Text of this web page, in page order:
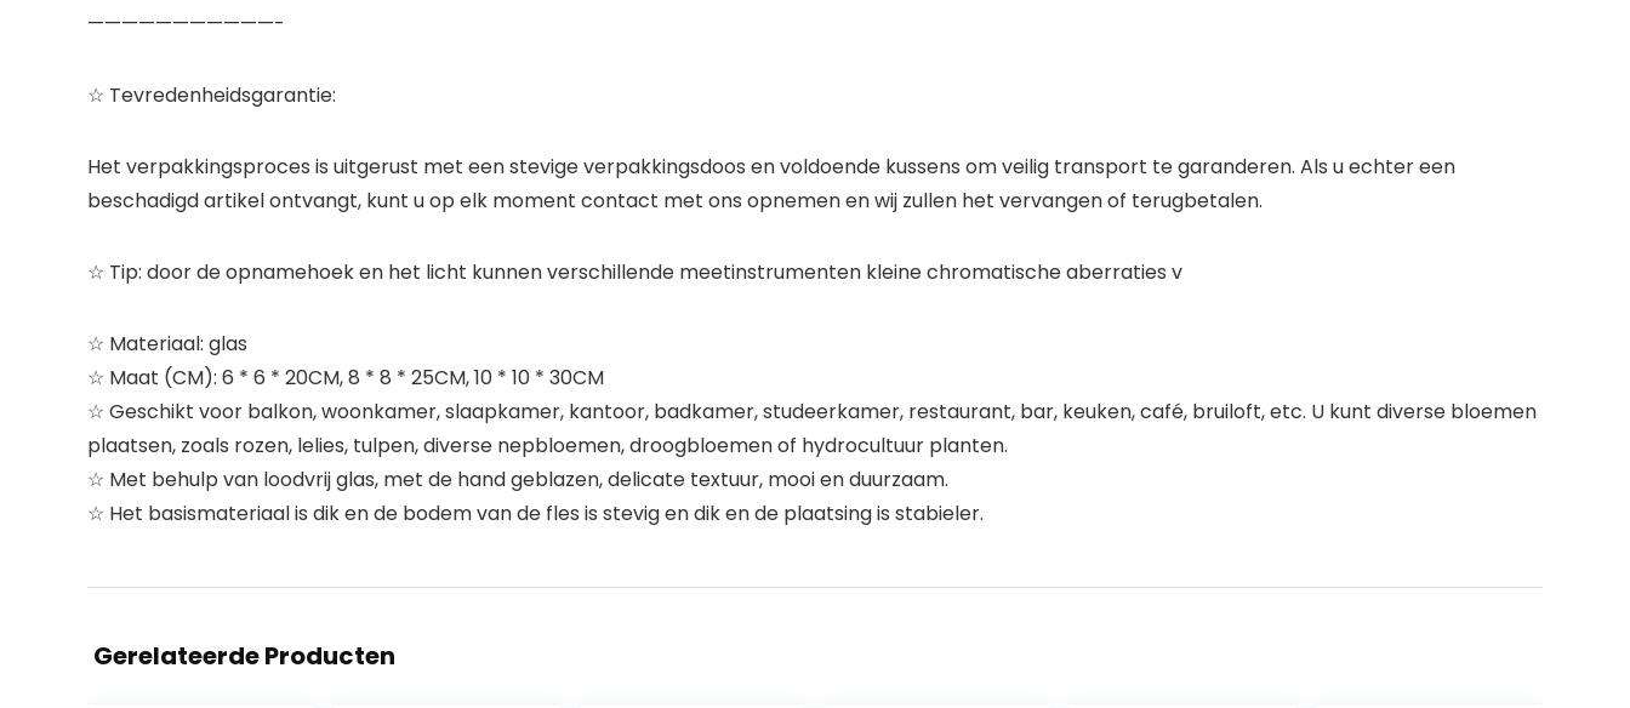
———————————-
☆ Tevredenheidsgarantie:
Het verpakkingsproces is uitgerust met een stevige verpakkingsdoos en voldoende kussens om veilig transport te garanderen. Als u echter een
beschadigd artikel ontvangt, kunt u op elk moment contact met ons opnemen en wij zullen het vervangen of terugbetalen.
☆ Tip: door de opnamehoek en het licht kunnen verschillende meetinstrumenten kleine chromatische aberraties v
☆ Materiaal: glas
☆ Maat (CM): 6 * 6 * 20CM, 8 * 8 * 25CM, 10 * 10 * 30CM
☆ Geschikt voor balkon, woonkamer, slaapkamer, kantoor, badkamer, studeerkamer, restaurant, bar, keuken, café, bruiloft, etc. U kunt diverse bloemen
plaatsen, zoals rozen, lelies, tulpen, diverse nepbloemen, droogbloemen of hydrocultuur planten.
☆ Met behulp van loodvrij glas, met de hand geblazen, delicate textuur, mooi en duurzaam.
☆ Het basismateriaal is dik en de bodem van de fles is stevig en dik en de plaatsing is stabieler.
Gerelateerde Producten